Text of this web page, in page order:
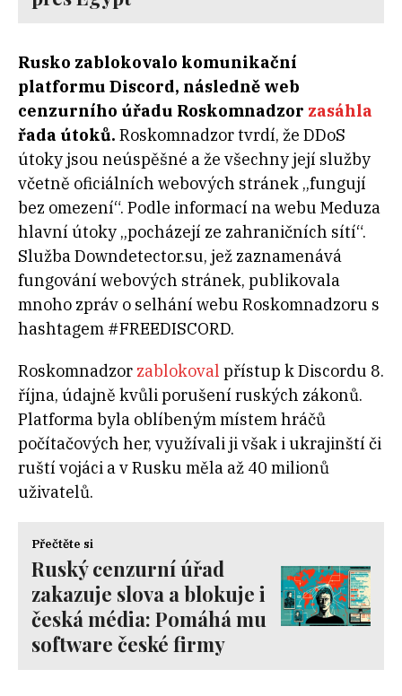
Rusko zablokovalo komunikační
platformu Discord, následně web
cenzurního úřadu Roskomnadzor zasáhla
řada útoků. Roskomnadzor tvrdí, že DDoS
útoky jsou neúspěšné a že všechny její služby
včetně oficiálních webových stránek „fungují
bez omezení“. Podle informací na webu Meduza
hlavní útoky „pocházejí ze zahraničních sítí“.
Služba Downdetector.su, jež zaznamenává
fungování webových stránek, publikovala
mnoho zpráv o selhání webu Roskomnadzoru s
hashtagem #FREEDISCORD.
Roskomnadzor zablokoval přístup k Discordu 8.
října, údajně kvůli porušení ruských zákonů.
Platforma byla oblíbeným místem hráčů
počítačových her, využívali ji však i ukrajinští či
ruští vojáci a v Rusku měla až 40 milionů
uživatelů.
Přečtěte si
Ruský cenzurní úřad
zakazuje slova a blokuje i
česká média: Pomáhá mu
software české firmy